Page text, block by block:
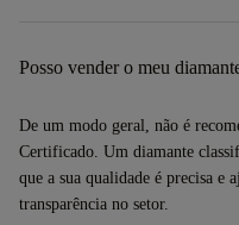
Posso vender o meu
De um modo geral, não é
Certificado. Um diamante
que a sua qualidade é precisa e
transparência no setor.